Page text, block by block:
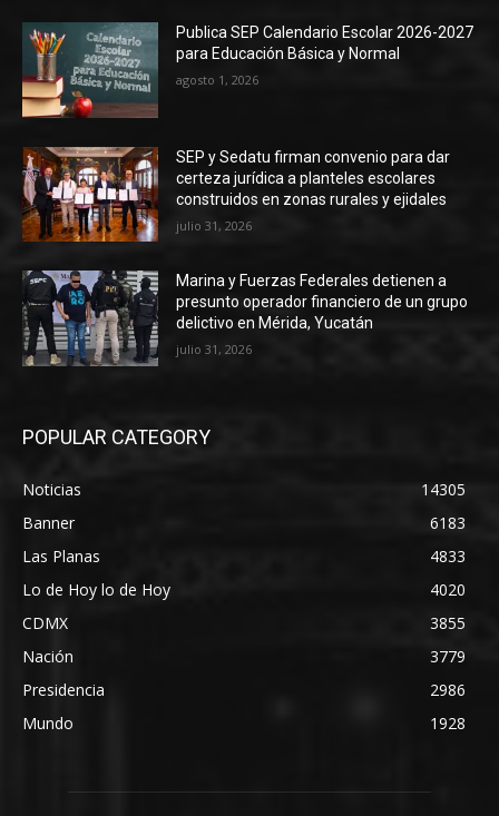
Publica SEP Calendario Escolar 2026-2027
para Educación Básica y Normal
agosto 1, 2026
SEP y Sedatu firman convenio para dar
certeza jurídica a planteles escolares
construidos en zonas rurales y ejidales
julio 31, 2026
Marina y Fuerzas Federales detienen a
presunto operador financiero de un grupo
delictivo en Mérida, Yucatán
julio 31, 2026
POPULAR CATEGORY
Noticias
14305
Banner
6183
Las Planas
4833
Lo de Hoy lo de Hoy
4020
CDMX
3855
Nación
3779
Presidencia
2986
Mundo
1928